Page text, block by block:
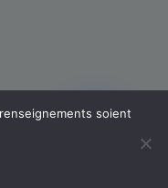
soient